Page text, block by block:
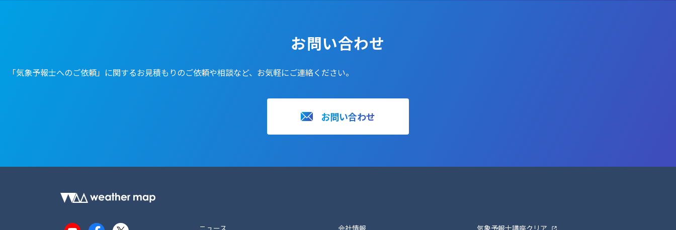
お問い合わせ
「気象予報士へのご依頼」に関するお見積もりのご依頼や相談など、お気軽にご連絡ください。
お問い合わせ
ニュース 会社情報 気象予報士講座クリア